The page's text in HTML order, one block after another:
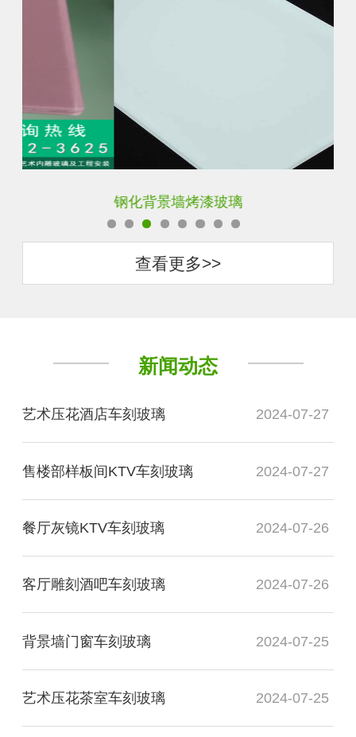
钢化背景墙烤漆玻璃
查看更多>>
新闻动态
艺术压花酒店车刻玻璃 2024-07-27
售楼部样板间KTV车刻玻璃 2024-07-27
餐厅灰镜KTV车刻玻璃 2024-07-26
客厅雕刻酒吧车刻玻璃 2024-07-26
背景墙门窗车刻玻璃 2024-07-25
艺术压花茶室车刻玻璃 2024-07-25